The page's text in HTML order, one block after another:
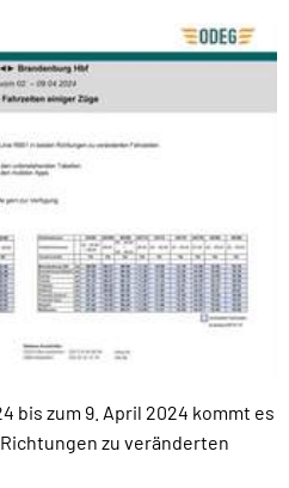
bis zum 9. April 2024 kommt es
zu veränderten